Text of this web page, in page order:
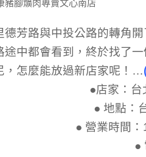
德芳路與中投公路的轉角
途中都會看到，終於找了
，怎麼能放過新店家呢！…
●店家：台
● 地點：
● 營業時間：
●